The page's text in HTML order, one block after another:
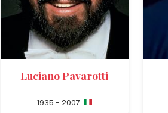
Luciano Pavarotti
1935 - 2007